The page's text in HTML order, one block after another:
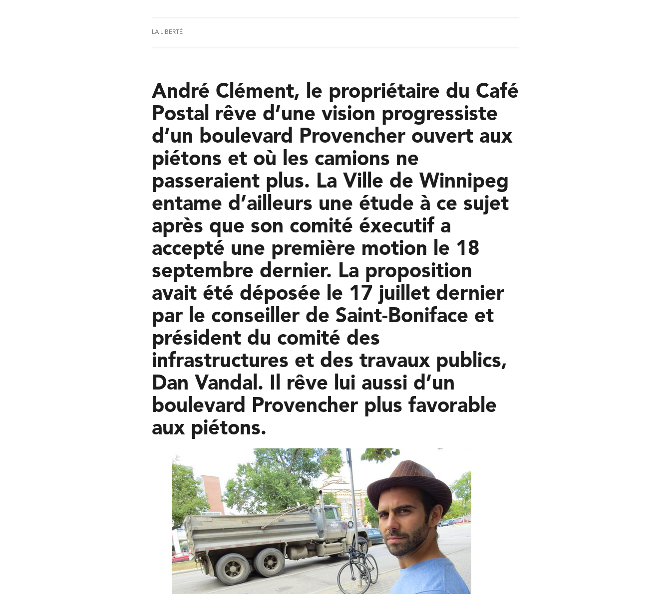
LA LIBERTÉ
André Clément, le propriétaire du Café
Postal rêve d’une vision progressiste
d’un boulevard Provencher ouvert aux
piétons et où les camions ne
passeraient plus. La Ville de Winnipeg
entame d’ailleurs une étude à ce sujet
après que son comité éxecutif a
accepté une première motion le 18
septembre dernier. La proposition
avait été déposée le 17 juillet dernier
par le conseiller de Saint-Boniface et
président du comité des
infrastructures et des travaux publics,
Dan Vandal. Il rêve lui aussi d’un
boulevard Provencher plus favorable
aux piétons.